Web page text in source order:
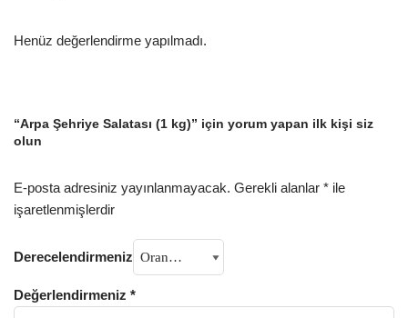
Henüz değerlendirme yapılmadı.
“Arpa Şehriye Salatası (1 kg)” için yorum yapan ilk kişi siz
olun
E-posta adresiniz yayınlanmayacak. Gerekli alanlar * ile
işaretlenmişlerdir
Derecelendirmeniz
Değerlendirmeniz *